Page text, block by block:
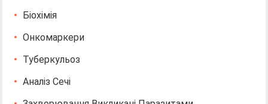
Біохімія
Онкомаркери
Туберкульоз
Аналіз Сечі